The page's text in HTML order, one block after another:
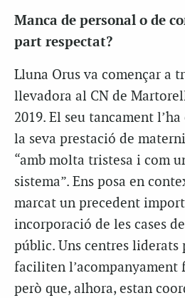
Manca de personal o de
part respectat?
Lluna Orus va començar a
llevadora al CN de
2019. El seu tancament
la seva prestació de
“amb molta tristesa i com
sistema”. Ens posa en
marcat un precedent
incorporació de les cases
públic. Uns centres liderats
faciliten l’acompanyament
però que, alhora, estan